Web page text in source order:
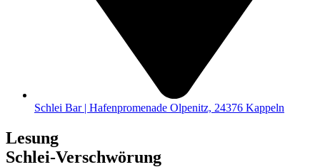
Schlei Bar | Hafenpromenade Olpenitz, 24376 Kappeln
Lesung
Schlei-Verschwörung